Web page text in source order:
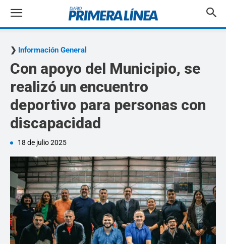
Información General
Con apoyo del Municipio, se
realizó un encuentro
deportivo para personas con
discapacidad
18 de julio 2025